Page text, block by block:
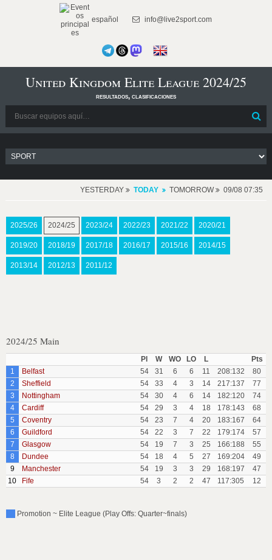
español info@live2sport.com
United Kingdom Elite League 2024/25
resultados, clasificaciones
YESTERDAY TODAY TOMORROW 09/08 07:35
2025/26 2024/25 2023/24 2022/23 2021/22 2020/21
2019/20 2018/19 2017/18 2016/17 2015/16 2014/15
2013/14 2012/13 2011/12
2024/25 Main
Pl W WO LO L
Pts
1
Belfast 54 31 6 6 11 208:132
80
2
Sheffield 54 33 4 3 14 217:137
77
3
Nottingham 54 30 4 6 14 182:120
74
4
Cardiff 54 29 3 4 18 178:143
68
5
Coventry 54 23 7 4 20 183:167
64
6
Guildford 54 22 3 7 22 179:174
57
7
Glasgow 54 19 7 3 25 166:188
55
8
Dundee 54 18 4 5 27 169:204
49
9
Manchester 54 19 3 3 29 168:197
47
10
Fife 54 3 2 2 47 117:305 12
Promotion ~ Elite League (Play Offs: Quarter~finals)